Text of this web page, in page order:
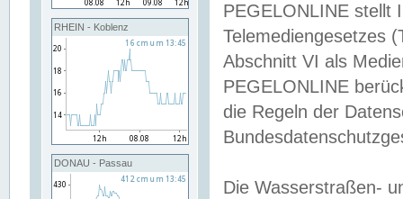
RHEIN - Koblenz
DONAU - Passau
PEGELONLINE stellt
Telemediengesetzes
Abschnitt VI als
PEGELONLINE
die Regeln der
Die Wasserstraßen-